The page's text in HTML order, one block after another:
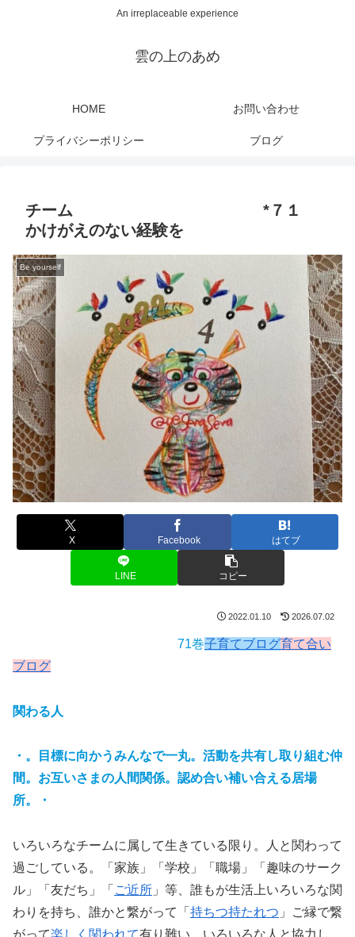
An irreplaceable experience
雲の上のあめ
HOME お問い合わせ
プライバシーポリシー ブログ
チーム *７１
かけがえのない経験を
Be yourself
X Facebook はてブ
LINE コピー
2022.01.10 2026.07.02
71巻子育てブログ育て合い
ブログ
関わる人
・。目標に向かうみんなで一丸。活動を共有し取り組む仲
間。お互いさまの人間関係。認め合い補い合える居場
所。・
いろいろなチームに属して生きている限り。人と関わって
過ごしている。「家族」「学校」「職場」「趣味のサーク
ル」「友だち」「 ご近所 」等、誰もが生活上いろいろな関
わりを持ち、誰かと繋がって「 持ちつ持たれつ 」ご縁で繋